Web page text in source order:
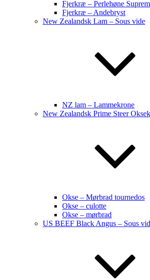
Fjerkræ – Perlehøne
Fjerkræ – Andebryst
New Zealandsk Lam – Sous vide
NZ lam – Lammekrone
New Zealandsk Prime Steer
Okse – Mørbrad tournedos
Okse – culotte
Okse – mørbrad
US BEEF Black Angus – Sous